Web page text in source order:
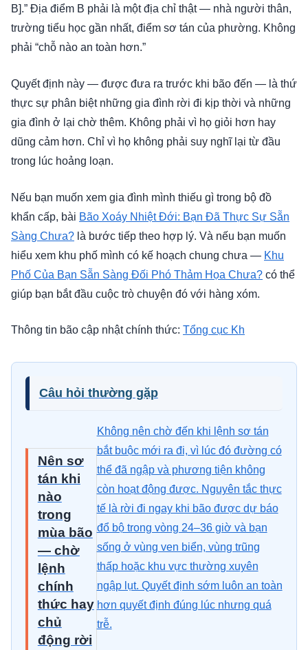
B].” Địa điểm B phải là một địa chỉ thật — nhà người thân,
trường tiểu học gần nhất, điểm sơ tán của phường. Không
phải “chỗ nào an toàn hơn.”
Quyết định này — được đưa ra trước khi bão đến — là thứ
thực sự phân biệt những gia đình rời đi kịp thời và những
gia đình ở lại chờ thêm. Không phải vì họ giỏi hơn hay
dũng cảm hơn. Chỉ vì họ không phải suy nghĩ lại từ đầu
trong lúc hoảng loạn.
Nếu bạn muốn xem gia đình mình thiếu gì trong bộ đồ
khẩn cấp, bài Bão Xoáy Nhiệt Đới: Bạn Đã Thực Sự Sẵn
Sàng Chưa? là bước tiếp theo hợp lý. Và nếu bạn muốn
hiểu xem khu phố mình có kế hoạch chung chưa — Khu
Phố Của Bạn Sẵn Sàng Đối Phó Thảm Họa Chưa? có thể
giúp bạn bắt đầu cuộc trò chuyện đó với hàng xóm.
Thông tin bão cập nhật chính thức: Tổng cục Kh
Câu hỏi thường gặp
Nên sơ
tán khi
nào
trong
mùa bão
— chờ
lệnh
chính
thức hay
chủ
động rời
Không nên chờ đến khi lệnh sơ tán
bắt buộc mới ra đi, vì lúc đó đường có
thể đã ngập và phương tiện không
còn hoạt động được. Nguyên tắc thực
tế là rời đi ngay khi bão được dự báo
đổ bộ trong vòng 24–36 giờ và bạn
sống ở vùng ven biển, vùng trũng
thấp hoặc khu vực thường xuyên
ngập lụt. Quyết định sớm luôn an toàn
hơn quyết định đúng lúc nhưng quá
trễ.